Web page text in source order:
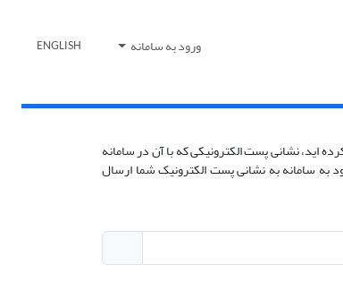
ورود به سامانه ENGLISH
اید، نشانی پست الکترونیکی که با آن در سامانه
به سامانه به نشانی پست الکترونیک شما ارسال